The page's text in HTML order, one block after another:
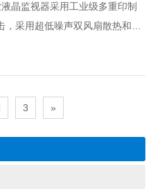
晶监视器采用工业级多重印制
采用超低噪声双风扇散热和一
求都要……
3 »